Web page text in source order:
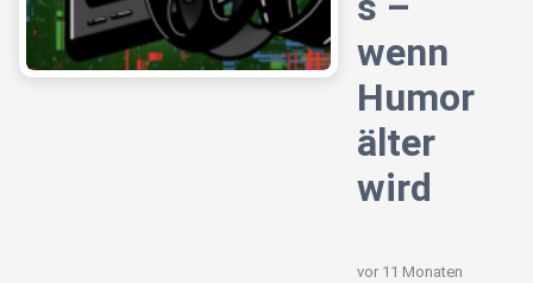
wenn
Humor
älter
wird
vor 11 Monaten